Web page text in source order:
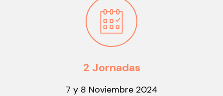
2 Jornadas
7 y 8 Noviembre 2024